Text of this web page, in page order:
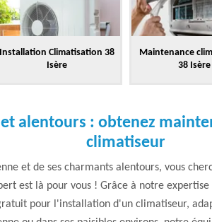
Installation Climatisation 38
Isère
Maintenance
38 Isère
alentours : obtenez
climatiseur
et de ses charmants alentours, vous
est là pour vous ! Grâce à notre
pour l'installation d'un climatiseur,